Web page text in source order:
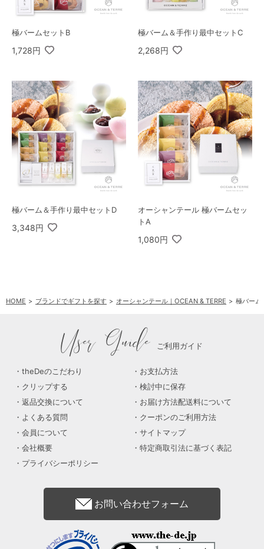
極バームセットB
1,728円
極バーム＆手作り最中セットC
2,268円
極バーム＆手作り最中セットD
3,348円
オーシャンテール 極バームセッ
トA
1,080円
HOME ブランドでギフトを探す オーシャンテール｜OCEAN & TERRE 極バーム
User Guide ご利用ガイド
theDeのこだわり
お支払方法
クリップする
検討中に保存
返品交換について
お届け方法配送料について
よくある質問
クーポンのご利用方法
会員について
サイトマップ
会社概要
特定商取引法に基づく表記
プライバシーポリシー
お問い合わせフォーム